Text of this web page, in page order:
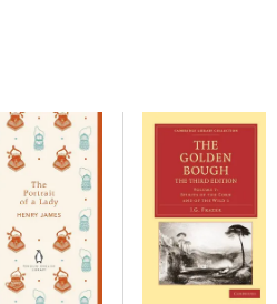
the world in 80 days.
a procession in which a
is to be sacrificed by the
by Brahmins. Since the young
not going voluntarily, the
. .